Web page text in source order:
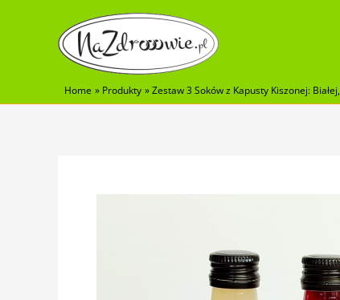
Home Produkty Zestaw 3 Soków z Kapusty Kiszonej: